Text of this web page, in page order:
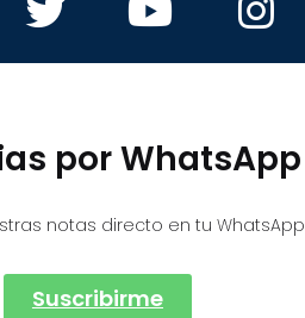
por WhatsApp
notas directo en tu WhatsApp
Suscribirme